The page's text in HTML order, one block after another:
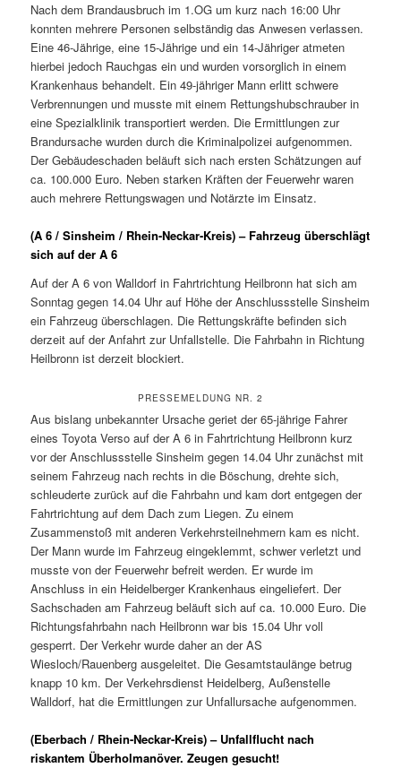
Nach dem Brandausbruch im 1.OG um kurz nach 16:00 Uhr
konnten mehrere Personen selbständig das Anwesen verlassen.
Eine 46-Jährige, eine 15-Jährige und ein 14-Jähriger atmeten
hierbei jedoch Rauchgas ein und wurden vorsorglich in einem
Krankenhaus behandelt. Ein 49-jähriger Mann erlitt schwere
Verbrennungen und musste mit einem Rettungshubschrauber in
eine Spezialklinik transportiert werden. Die Ermittlungen zur
Brandursache wurden durch die Kriminalpolizei aufgenommen.
Der Gebäudeschaden beläuft sich nach ersten Schätzungen auf
ca. 100.000 Euro. Neben starken Kräften der Feuerwehr waren
auch mehrere Rettungswagen und Notärzte im Einsatz.
(A 6 / Sinsheim / Rhein-Neckar-Kreis) – Fahrzeug überschlägt
sich auf der A 6
Auf der A 6 von Walldorf in Fahrtrichtung Heilbronn hat sich am
Sonntag gegen 14.04 Uhr auf Höhe der Anschlussstelle Sinsheim
ein Fahrzeug überschlagen. Die Rettungskräfte befinden sich
derzeit auf der Anfahrt zur Unfallstelle. Die Fahrbahn in Richtung
Heilbronn ist derzeit blockiert.
PRESSEMELDUNG NR. 2
Aus bislang unbekannter Ursache geriet der 65-jährige Fahrer
eines Toyota Verso auf der A 6 in Fahrtrichtung Heilbronn kurz
vor der Anschlussstelle Sinsheim gegen 14.04 Uhr zunächst mit
seinem Fahrzeug nach rechts in die Böschung, drehte sich,
schleuderte zurück auf die Fahrbahn und kam dort entgegen der
Fahrtrichtung auf dem Dach zum Liegen. Zu einem
Zusammenstoß mit anderen Verkehrsteilnehmern kam es nicht.
Der Mann wurde im Fahrzeug eingeklemmt, schwer verletzt und
musste von der Feuerwehr befreit werden. Er wurde im
Anschluss in ein Heidelberger Krankenhaus eingeliefert. Der
Sachschaden am Fahrzeug beläuft sich auf ca. 10.000 Euro. Die
Richtungsfahrbahn nach Heilbronn war bis 15.04 Uhr voll
gesperrt. Der Verkehr wurde daher an der AS
Wiesloch/Rauenberg ausgeleitet. Die Gesamtstaulänge betrug
knapp 10 km. Der Verkehrsdienst Heidelberg, Außenstelle
Walldorf, hat die Ermittlungen zur Unfallursache aufgenommen.
(Eberbach / Rhein-Neckar-Kreis) – Unfallflucht nach
riskantem Überholmanöver. Zeugen gesucht!